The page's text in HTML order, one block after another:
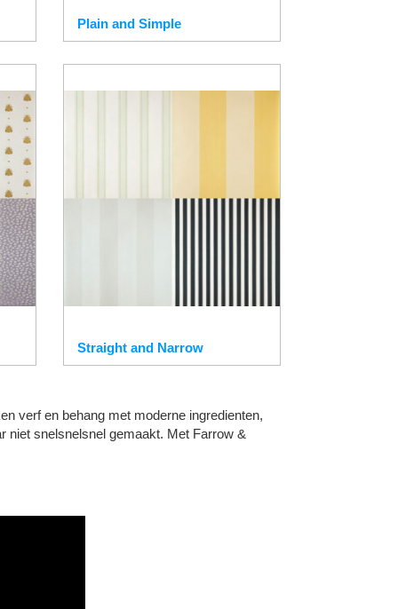
Plain and Simple
Straight and Narrow
verf en behang met moderne ingredienten,
niet snelsnelsnel gemaakt. Met Farrow &